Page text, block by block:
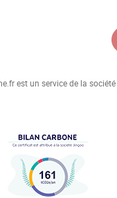
est un service de la